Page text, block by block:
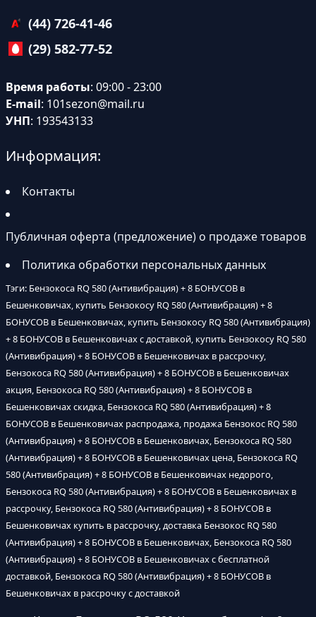
(44) 726-41-46
(29) 582-77-52
Время работы: 09:00 - 23:00
E-mail: 101sezon@mail.ru
УНП: 193543133
Информация:
Контакты
Публичная оферта (предложение) о продаже товаров
Политика обработки персональных данных
Тэги: Бензокоса RQ 580 (Антивибрация) + 8 БОНУСОВ в
Бешенковичах, купить Бензокосу RQ 580 (Антивибрация) + 8
БОНУСОВ в Бешенковичах, купить Бензокосу RQ 580 (Антивибрация)
+ 8 БОНУСОВ в Бешенковичах с доставкой, купить Бензокосу RQ 580
(Антивибрация) + 8 БОНУСОВ в Бешенковичах в рассрочку,
Бензокоса RQ 580 (Антивибрация) + 8 БОНУСОВ в Бешенковичах
акция, Бензокоса RQ 580 (Антивибрация) + 8 БОНУСОВ в
Бешенковичах скидка, Бензокоса RQ 580 (Антивибрация) + 8
БОНУСОВ в Бешенковичах распродажа, продажа Бензокос RQ 580
(Антивибрация) + 8 БОНУСОВ в Бешенковичах, Бензокоса RQ 580
(Антивибрация) + 8 БОНУСОВ в Бешенковичах цена, Бензокоса RQ
580 (Антивибрация) + 8 БОНУСОВ в Бешенковичах недорого,
Бензокоса RQ 580 (Антивибрация) + 8 БОНУСОВ в Бешенковичах в
рассрочку, Бензокоса RQ 580 (Антивибрация) + 8 БОНУСОВ в
Бешенковичах купить в рассрочку, доставка Бензокос RQ 580
(Антивибрация) + 8 БОНУСОВ в Бешенковичах, Бензокоса RQ 580
(Антивибрация) + 8 БОНУСОВ в Бешенковичах с бесплатной
доставкой, Бензокоса RQ 580 (Антивибрация) + 8 БОНУСОВ в
Бешенковичах в рассрочку с доставкой